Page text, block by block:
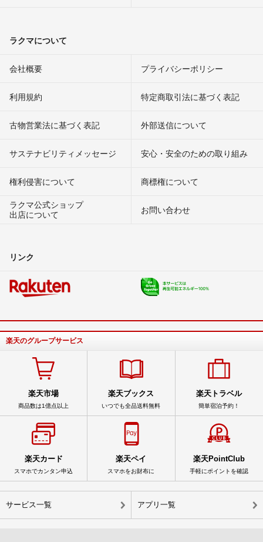
ラクマについて
会社概要 プライバシーポリシー
利用規約 特定商取引法に基づく表記
古物営業法に基づく表記 外部送信について
サステナビリティメッセージ 安心・安全のための取り組み
権利侵害について
商標権について
ラクマ公式ショップ
出店について
お問い合わせ
リンク
楽天のグループサービス
楽天市場
商品数は1億点以上
楽天ブックス
いつでも全品送料無料
楽天トラベル
簡単宿泊予約！
楽天カード
スマホでカンタン申込
楽天ペイ
スマホをお財布に
楽天PointClub
手軽にポイントを確認
サービス一覧 アプリ一覧